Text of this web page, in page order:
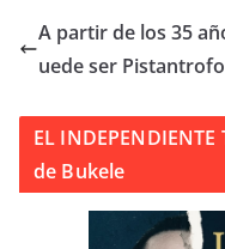
A partir de los 35
uede ser
EL
de Bukele